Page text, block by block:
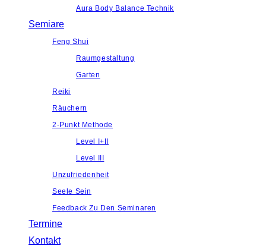
Aura Body Balance Technik
Semiare
Feng Shui
Raumgestaltung
Garten
Reiki
Räuchern
2-Punkt Methode
Level I+II
Level III
Unzufriedenheit
Seele Sein
Feedback Zu Den Seminaren
Termine
Kontakt